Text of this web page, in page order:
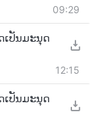
09:29
ເປັນມະນຸດ
12:15
ເປັນມະນຸດ